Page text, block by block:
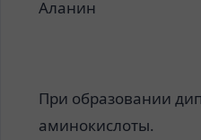
Аланин
При образовании
аминокислоты.